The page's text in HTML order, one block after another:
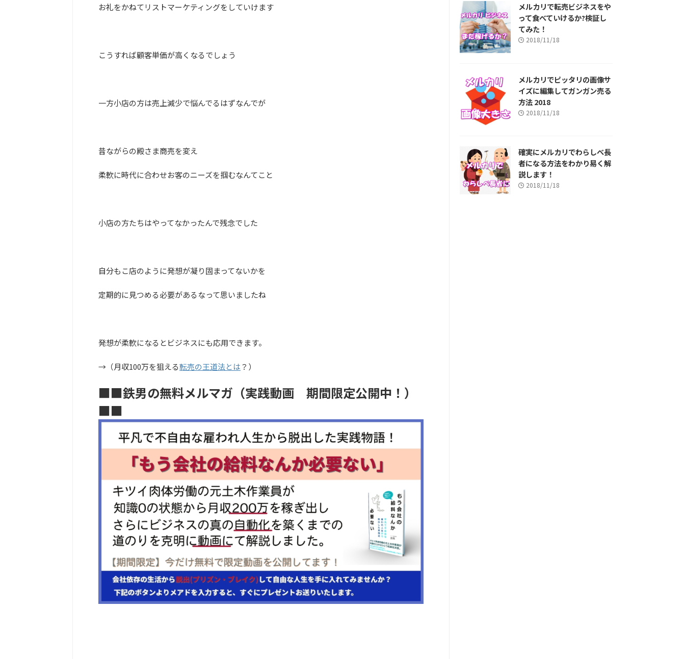
お礼をかねてリストマーケティングをしていけます
こうすれば顧客単価が高くなるでしょう
一方小店の方は売上減少で悩んでるはずなんでが
昔ながらの殿さま商売を変え
柔軟に時代に合わせお客のニーズを掴むなんてこと
小店の方たちはやってなかったんで残念でした
自分もこ店のように発想が凝り固まってないかを
定期的に見つめる必要があるなって思いましたね
発想が柔軟になるとビジネスにも応用できます。
→（月収100万を狙える転売の王道法とは？）
■■鉄男の無料メルマガ（実践動画 期間限定公開中！）
■■
メルカリで転売ビジネスをや
って食べていけるか?検証し
てみた！
2018/11/18
メルカリでピッタリの画像サ
イズに編集してガンガン売る
方法 2018
2018/11/18
確実にメルカリでわらしべ長
者になる方法をわかり易く解
説します！
2018/11/18